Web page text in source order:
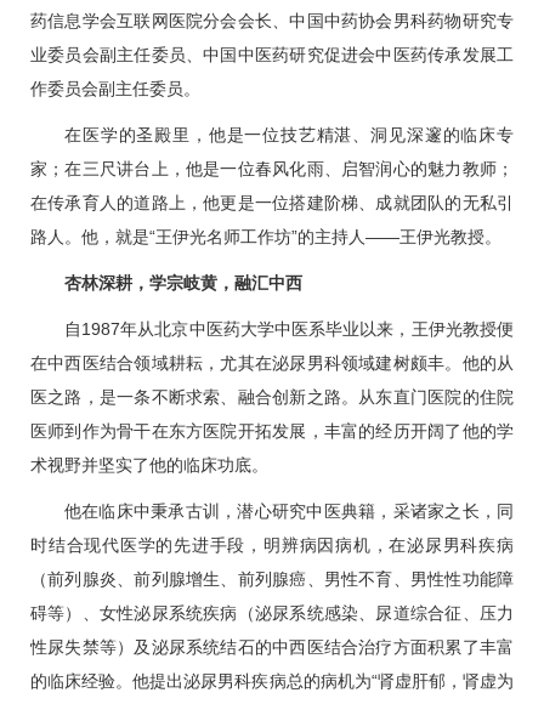
药信息学会互联网医院分会会长、中国中药协会男科药物研究专
业委员会副主任委员、中国中医药研究促进会中医药传承发展工
作委员会副主任委员。
在医学的圣殿里，他是一位技艺精湛、洞见深邃的临床专
家；在三尺讲台上，他是一位春风化雨、启智润心的魅力教师；
在传承育人的道路上，他更是一位搭建阶梯、成就团队的无私引
路人。他，就是“王伊光名师工作坊”的主持人——王伊光教授。
杏林深耕，学宗岐黄，融汇中西
自1987年从北京中医药大学中医系毕业以来， 王伊光教授便
在中西医结合领域耕耘，尤其在泌尿男科领域建树颇丰。他的从
医之路，是一条不断求索、融合创新之路。从东直门医院的住院
医师到作为骨干在东方医院开拓发展，丰富的经历开阔了他的学
术视野并坚实了他的临床功底。
他在临床中秉承古训，潜心研究中医典籍，采诸家之长，同
时结合现代医学的先进手段，明辨病因病机，在泌尿男科疾病
（前列腺炎、前列腺增生 、前列腺癌、男性不育、男性性功能障
碍等）、女性泌尿系统疾病（泌尿系统感染、尿道综合征、压力
性尿失禁等）及泌尿系统结石的中西医结合治疗方面积累了丰富
的临床经验。他提出泌尿男科疾病总的病机为“肾虚肝郁，肾虚为